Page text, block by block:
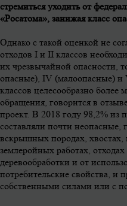
стремиться уходить от
«Росатома», занижая класс
Однако с такой оценкой не
отходов I и II классов
их чрезвычайной опасности,
опасные), IV (малоопасные) и
классов целесообразно более
обращения, говорится в
проект. В 2018 году 98,2% из
составляли почти неопасные,
вскрышных породах, хвостах,
землеройных работах,
деревообработки и от
потребительские свойства,
собственными силами или с